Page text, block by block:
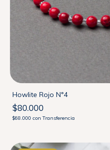
Howlite Rojo N°4
$80.000
$68.000 con Transferencia